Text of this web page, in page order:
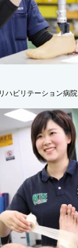
ハビリテーション病院